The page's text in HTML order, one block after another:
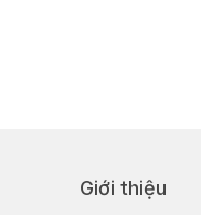
Giới thiệu